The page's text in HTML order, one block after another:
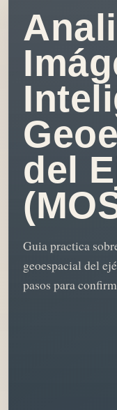
del
Guia practica
geoespacial del
pasos para